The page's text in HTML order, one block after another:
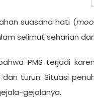
suasana hati (
selimut seharian
PMS terjadi
turun. Situasi
gejalanya.